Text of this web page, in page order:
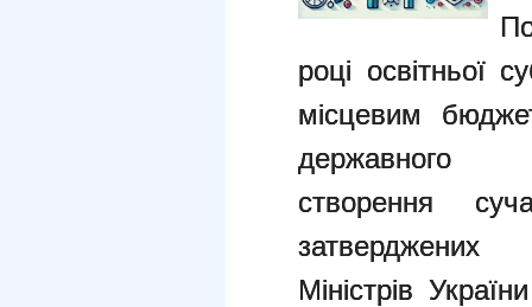
році освітньої
місцевим
створення
Міністрів